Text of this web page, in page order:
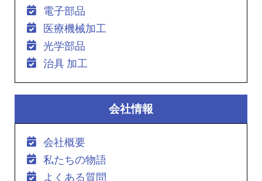
電子部品
医療機械加工
光学部品
治具 加工
会社情報
会社概要
私たちの物語
よくある質問